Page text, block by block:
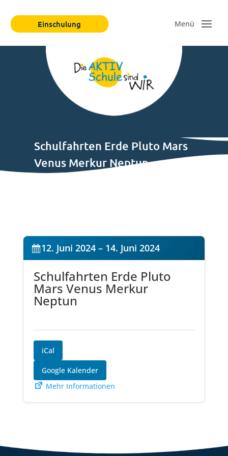
Einschulung
Schulfahrten Erde Pluto Mars
Venus Merkur Neptun
12. Juni 2024 – 14. Juni 2024
Schulfahrten Erde Pluto
Mars Venus Merkur
Neptun
iCal
Google Kalender
Mehr Informationen